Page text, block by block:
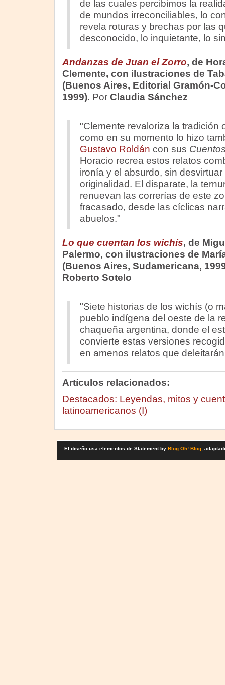
de las cuales percibimos la
de mundos irreconciliables, lo
revela roturas y brechas por las
desconocido, lo inquietante, lo
Andanzas de Juan el Zorro, de
Clemente, con ilustraciones de
(Buenos Aires, Editorial Gramón-
1999). Por Claudia Sánchez
"Clemente revaloriza la tradición
como en su momento lo hizo
Gustavo Roldán con sus
Horacio recrea estos relatos
ironía y el absurdo, sin
originalidad. El disparate, la
renuevan las correrías de este
fracasado, desde las cíclicas
abuelos."
Lo que cuentan los wichís, de
Palermo, con ilustraciones de
(Buenos Aires, Sudamericana,
Roberto Sotelo
"Siete historias de los wichís (o
pueblo indígena del oeste de la
chaqueña argentina, donde el
convierte estas versiones
en amenos relatos que
Artículos relacionados:
Destacados: Leyendas, mitos y
latinoamericanos (I)
El diseño usa elementos de Statement by Blog Oh! Blog,